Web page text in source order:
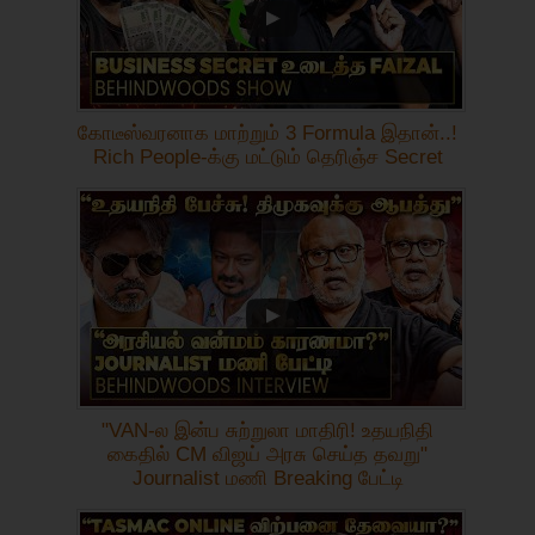
கோடீஸ்வரனாக மாற்றும் 3 Formula இதான்..!
Rich People-க்கு மட்டும் தெரிஞ்ச Secret
"VAN-ல இன்ப சுற்றுலா மாதிரி! உதயநிதி
கைதில் CM விஜய் அரசு செய்த தவறு"
Journalist மணி Breaking பேட்டி